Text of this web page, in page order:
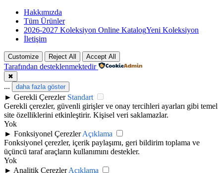
Hakkımızda
Tüm Ürünler
2026-2027 Koleksiyon Online KatalogYeni Koleksiyon
İletişim
Customize Reject All Accept All
Tarafından desteklenmektedir
✖
... daha fazla göster
► Gerekli Çerezler Standart
Gerekli çerezler, güvenli girişler ve onay tercihleri ayarları gibi temel
site özelliklerini etkinleştirir. Kişisel veri saklamazlar.
Yok
► Fonksiyonel Çerezler Açıklama
Fonksiyonel çerezler, içerik paylaşımı, geri bildirim toplama ve
üçüncü taraf araçların kullanımını destekler.
Yok
► Analitik Çerezler Açıklama